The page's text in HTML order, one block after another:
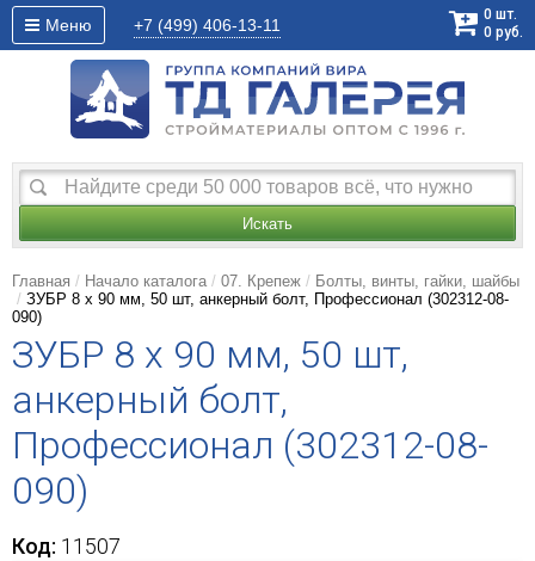
Меню +7 (499) 406-13-11
0 шт.
0 руб.
Искать
Главная Начало каталога 07. Крепеж
Болты, винты, гайки, шайбы
ЗУБР 8 х 90 мм, 50 шт, анкерный болт, Профессионал (302312-08-
090)
ЗУБР 8 х 90 мм, 50 шт,
анкерный болт,
Профессионал (302312-08-
090)
Код: 11507